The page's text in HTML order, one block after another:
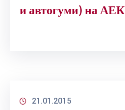
и автогуми) на АЕК
21.01.2015